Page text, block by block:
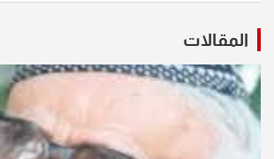
المقالات